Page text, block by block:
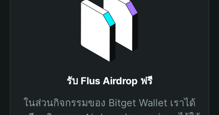
รับ Flus Airdrop ฟรี
ในส่วนกิจกรรมของ Bitget Wallet เราได้